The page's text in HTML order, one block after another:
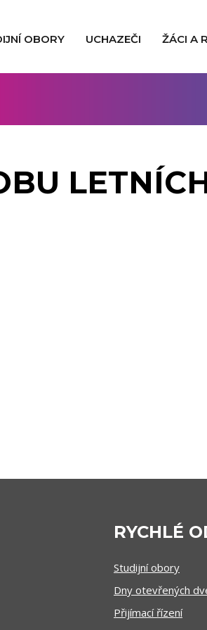
OBORY UCHAZEČI ŽÁCI A
RYCHLÉ
Studijní obory
Dny otevřených
Přijímací řízení